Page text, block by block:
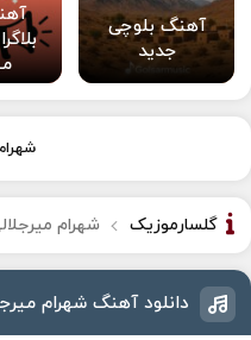
آهنگ بلوچی
جدید
گلسارموزیک شهرام
دانلود آهنگ شهرام